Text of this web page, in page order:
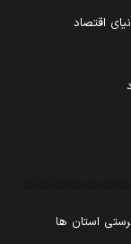
اقتصاد
استان ها